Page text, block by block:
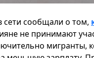
сообщали о том,
не принимают
мигранты,